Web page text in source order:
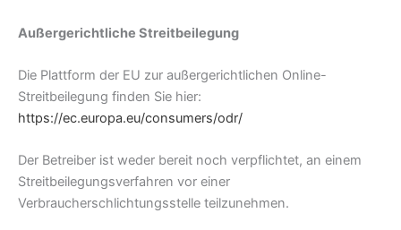
Außergerichtliche Streitbeilegung
Die Plattform der EU zur außergerichtlichen Online-
Streitbeilegung finden Sie hier:
https://ec.europa.eu/consumers/odr/
Der Betreiber ist weder bereit noch verpflichtet, an einem
Streitbeilegungsverfahren vor einer
Verbraucherschlichtungsstelle teilzunehmen.